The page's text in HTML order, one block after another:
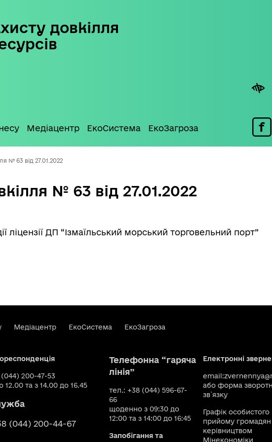
довкілля
Медіацентр ЕкоСистема ЕкоЗагроза
№ 63 від 27.01.2022
№ 63 від 27.01.2022
ліцензії ДП “Ізмаїльський морський торговельний порт”
Медіацентр ЕкоСистема ЕкоЗагроза
200-47-53
12.00 та з 14.00 до 16.45
(044) 200-44-67
Телефонна “гаряча
лінія”
тел.: +38 (044) 596-67-
66
щоденно з 09:30 до
12:00 та з 14:00 до 16:45
Запобігання та
Електронні
email:
або форма
зв`язку
Графік особистого
прийому громадян
керівництвом
Мінекономіки